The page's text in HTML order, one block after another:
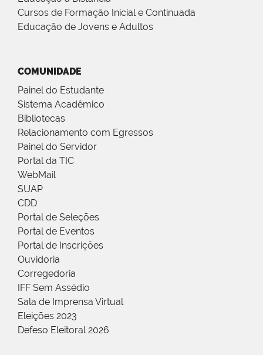
Cursos de Formação Inicial e Continuada
Educação de Jovens e Adultos
COMUNIDADE
Painel do Estudante
Sistema Acadêmico
Bibliotecas
Relacionamento com Egressos
Painel do Servidor
Portal da TIC
WebMail
SUAP
CDD
Portal de Seleções
Portal de Eventos
Portal de Inscrições
Ouvidoria
Corregedoria
IFF Sem Assédio
Sala de Imprensa Virtual
Eleições 2023
Defeso Eleitoral 2026